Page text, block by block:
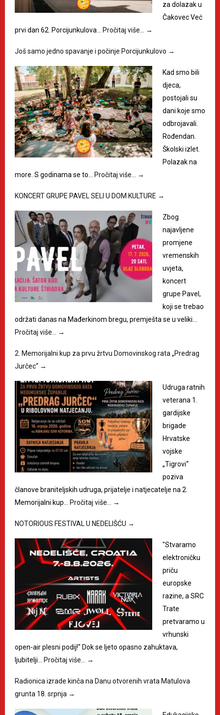
za dolazak u
Čakovec Već
prvi dan 62. Porcijunkulova…
Pročitaj više… →
Još samo jedno spavanje i počinje Porcijunkulovo →
Kad smo bili
djeca,
postojali su
dani koje smo
odbrojavali.
Rođendan.
Školski izlet.
Polazak na
more. S godinama se to…
Pročitaj više… →
KONCERT GRUPE PAVEL SELI U DOM KULTURE →
Zbog
najavljene
promjene
vremenskih
uvjeta,
koncert
grupe Pavel,
koji se trebao
održati danas na Mađerkinom bregu, premješta se u veliki…
Pročitaj više…
→
2. Memorijalni kup za prvu žrtvu Domovinskog rata „Predrag
Jurčec“ →
Udruga ratnih
veterana 1.
gardijske
brigade
Hrvatske
vojske
„Tigrovi“
poziva
članove braniteljskih udruga, prijatelje i natjecatelje na 2.
Memorijalni kup…
Pročitaj više… →
NOTORIOUS FESTIVAL U NEDELIŠĆU →
"Stvaramo
elektroničku
priču
europske
razine, a SRC
Trate
pretvaramo u
vrhunski
open-air plesni podij!" Dok se ljeto opasno zahuktava,
ljubitelji…
Pročitaj više… →
Radionica izrade kinča na Danu otvorenih vrata Matulova
grunta 18. srpnja →